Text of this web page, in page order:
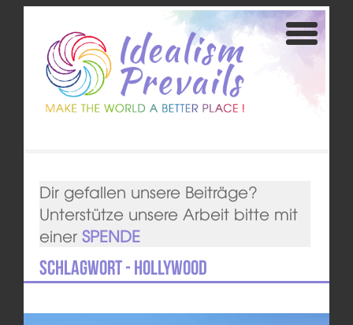
Dir gefallen unsere Beiträge?
Unterstütze unsere Arbeit bitte mit
einer SPENDE
Schlagwort - Hollywood